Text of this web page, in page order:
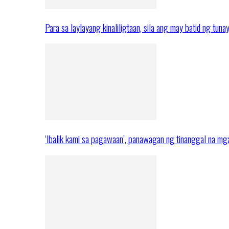
Para sa laylayang kinaliligtaan, sila ang may batid ng
‘Ibalik kami sa pagawaan’, panawagan ng tinanggal na